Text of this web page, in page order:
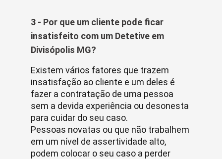
3 - Por que um cliente pode ficar
insatisfeito com um Detetive em
Divisópolis MG?
Existem vários fatores que trazem
insatisfação ao cliente e um deles é
fazer a contratação de uma pessoa
sem a devida experiência ou desonesta
para cuidar do seu caso.
Pessoas novatas ou que não trabalhem
em um nível de assertividade alto,
podem colocar o seu caso a perder